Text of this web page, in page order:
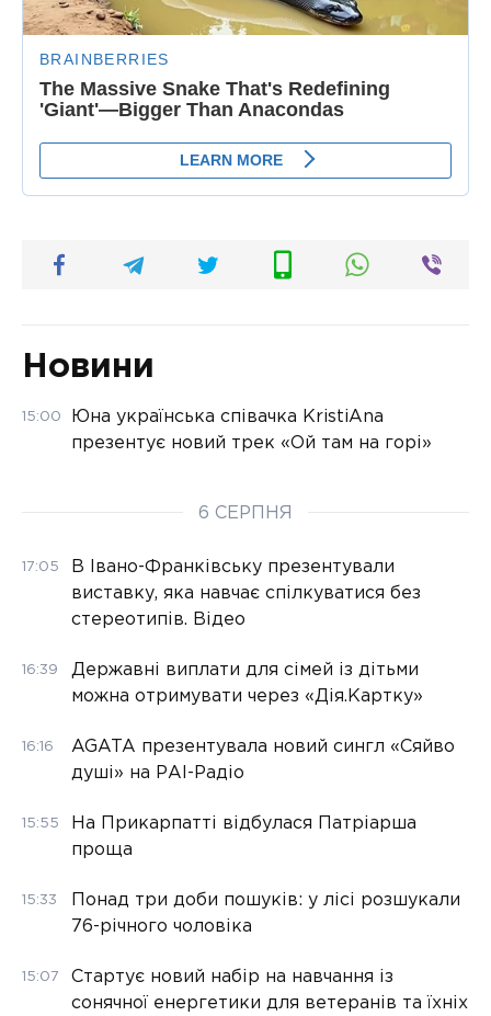
Новини
15:00
Юна українська співачка KristiAna
презентує новий трек «Ой там на горі»
6 СЕРПНЯ
17:05
В Івано-Франківську презентували
виставку, яка навчає спілкуватися без
стереотипів. Відео
16:39
Державні виплати для сімей із дітьми
можна отримувати через «Дія.Картку»
16:16
AGATA презентувала новий сингл «Сяйво
душі» на РАІ-Радіо
15:55
На Прикарпатті відбулася Патріарша
проща
15:33
Понад три доби пошуків: у лісі розшукали
76-річного чоловіка
15:07
Стартує новий набір на навчання із
сонячної енергетики для ветеранів та їхніх